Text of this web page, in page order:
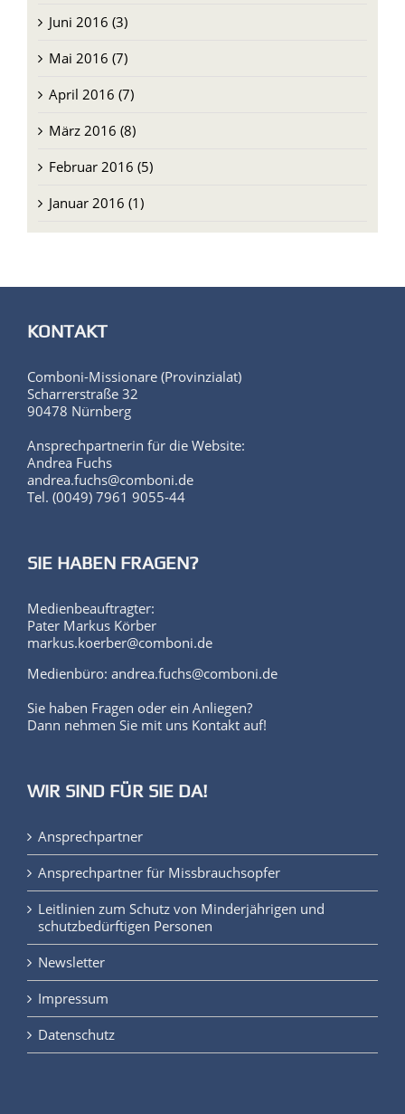
Juni 2016 (3)
Mai 2016 (7)
April 2016 (7)
März 2016 (8)
Februar 2016 (5)
Januar 2016 (1)
KONTAKT
Comboni-Missionare (Provinzialat)
Scharrerstraße 32
90478 Nürnberg
Ansprechpartnerin für die Website:
Andrea Fuchs
andrea.fuchs@comboni.de
Tel. (0049) 7961 9055-44
SIE HABEN FRAGEN?
Medienbeauftragter:
Pater Markus Körber
markus.koerber@comboni.de
Medienbüro: andrea.fuchs@comboni.de
Sie haben Fragen oder ein Anliegen?
Dann nehmen Sie mit uns Kontakt auf!
WIR SIND FÜR SIE DA!
Ansprechpartner
Ansprechpartner für Missbrauchsopfer
Leitlinien zum Schutz von Minderjährigen und
schutzbedürftigen Personen
Newsletter
Impressum
Datenschutz